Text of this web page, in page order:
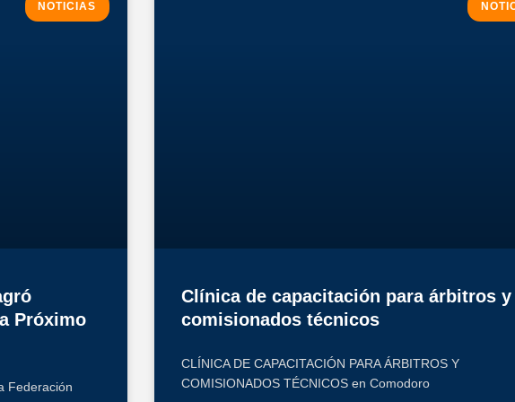
NOTICIAS
Próximo
Federación
Clínica de capacitación para árbitros y
comisionados técnicos
CLÍNICA DE CAPACITACIÓN PARA ÁRBITROS Y
COMISIONADOS TÉCNICOS en Comodoro